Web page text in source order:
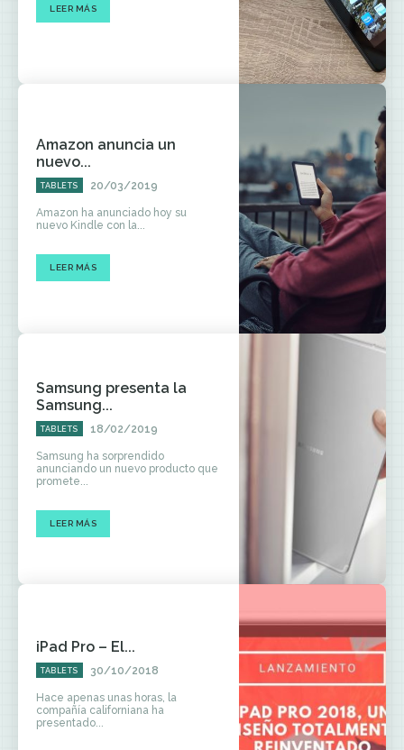
LEER MÁS
Amazon anuncia un
nuevo...
TABLETS 20/03/2019
Amazon ha anunciado hoy su
nuevo Kindle con la...
LEER MÁS
Samsung presenta la
Samsung...
TABLETS 18/02/2019
Samsung ha sorprendido
anunciando un nuevo producto que
promete...
LEER MÁS
iPad Pro – El...
TABLETS 30/10/2018
Hace apenas unas horas, la
compañía californiana ha
presentado...